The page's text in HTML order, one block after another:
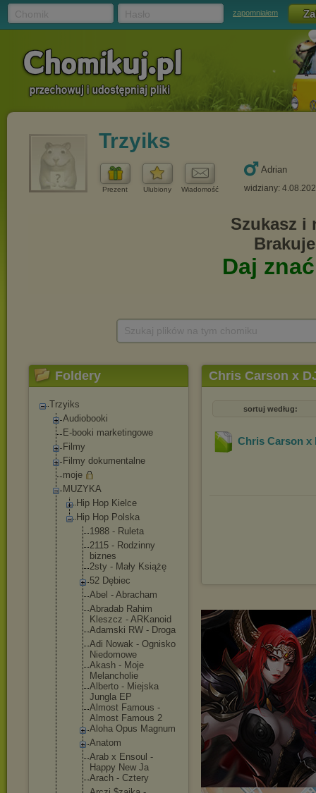
zapomniałem
Trzyiks
Prezent Ulubiony Wiadomość
Adrian
widziany:
Foldery
Trzyiks
Audiobooki
E-booki marketingowe
Filmy
Filmy dokumentalne
moje
MUZYKA
Hip Hop Kielce
Hip Hop Polska
1988 - Ruleta
2115 - Rodzinny
biznes
2sty - Mały Książę
52 Dębiec
Abel - Abracham
Abradab Rahim
Kleszcz - ARKanoid
Adamski RW - Droga
Adi Nowak - Ognisko
Niedomowe
Akash - Moje
Melancholie
Alberto - Miejska
Jungla EP
Almost Famous -
Almost Famous 2
Aloha Opus Magnum
Anatom
Arab x Ensoul -
Happy New Ja
Arach - Cztery
Chris Carson x
sortuj według:
Chris Carson x